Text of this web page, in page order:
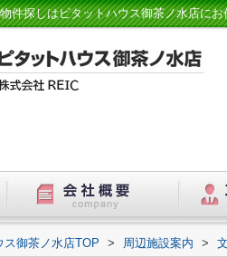
件探しはピタットハウス御茶ノ水店にお
ス御茶ノ水店TOP > 周辺施設案内 >